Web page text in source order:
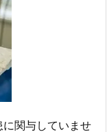
に関与していませ